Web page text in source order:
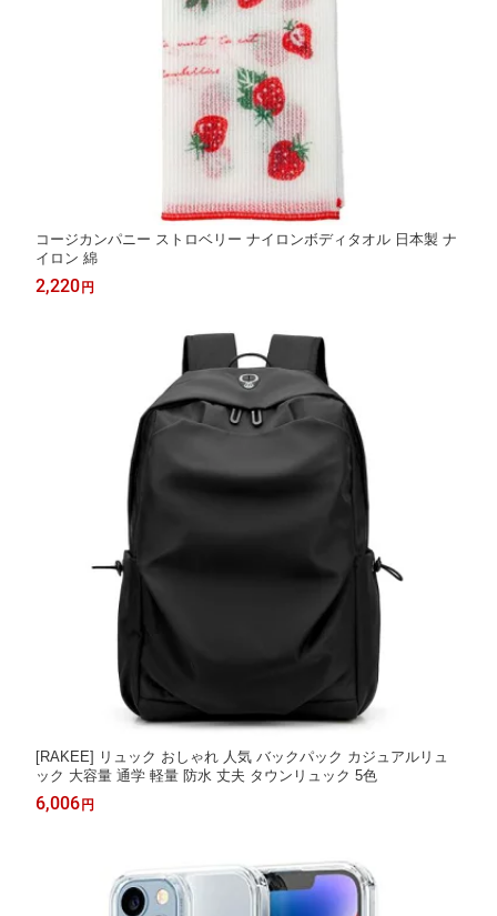
コージカンパニー ストロベリー ナイロンボディタオル 日本製 ナ
イロン 綿
2,220 円
[RAKEE] リュック おしゃれ 人気 バックパック カジュアルリュ
ック 大容量 通学 軽量 防水 丈夫 タウンリュック 5色
6,006 円